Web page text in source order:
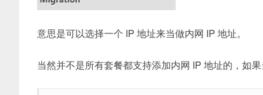
意思是可以选择一个 IP 地址来当做内网 IP 地址。
当然并不是所有套餐都支持添加内网 IP 地址的，如